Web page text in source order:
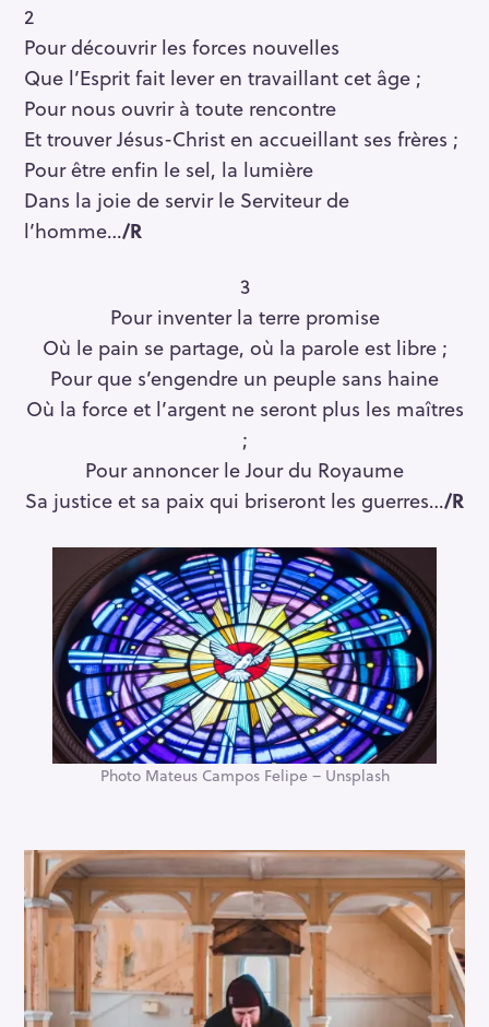
2
Pour découvrir les forces nouvelles
Que l’Esprit fait lever en travaillant cet âge ;
Pour nous ouvrir à toute rencontre
Et trouver Jésus-Christ en accueillant ses frères ;
Pour être enfin le sel, la lumière
Dans la joie de servir le Serviteur de
l’homme…/R
3
Pour inventer la terre promise
Où le pain se partage, où la parole est libre ;
Pour que s’engendre un peuple sans haine
Où la force et l’argent ne seront plus les maîtres
;
Pour annoncer le Jour du Royaume
Sa justice et sa paix qui briseront les guerres…/R
Photo Mateus Campos Felipe – Unsplash